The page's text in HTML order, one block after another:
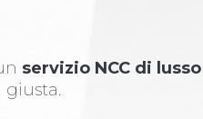
servizio NCC di lusso
giusta.